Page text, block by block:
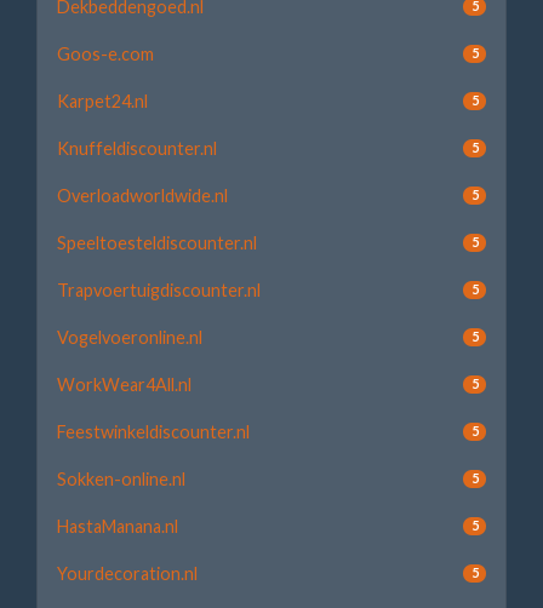
Dekbeddengoed.nl 5
Goos-e.com 5
Karpet24.nl 5
Knuffeldiscounter.nl 5
Overloadworldwide.nl 5
Speeltoesteldiscounter.nl 5
Trapvoertuigdiscounter.nl 5
Vogelvoeronline.nl 5
WorkWear4All.nl 5
Feestwinkeldiscounter.nl 5
Sokken-online.nl 5
HastaManana.nl 5
Yourdecoration.nl 5